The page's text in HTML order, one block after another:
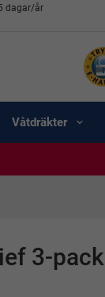
dagar/år
Våtdräkter
3-pack